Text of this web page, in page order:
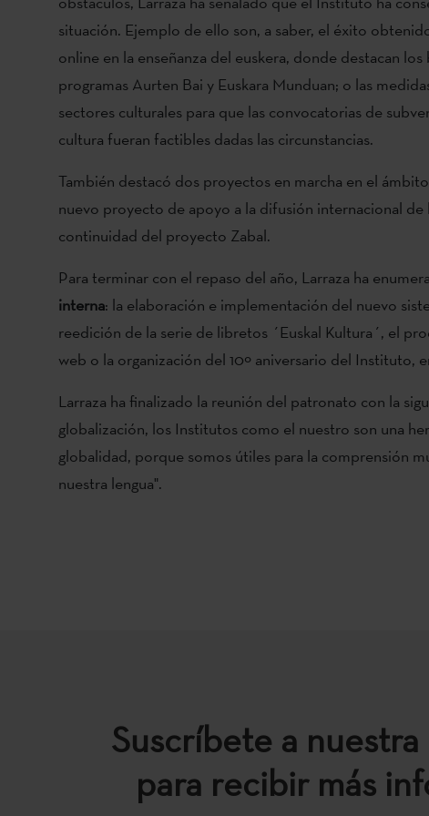
situación. Ejemplo de ello son, a saber, el éxito
online en la enseñanza del euskera, donde destacan
programas Aurten Bai y Euskara Munduan; o las
sectores culturales para que las convocatorias de
cultura fueran factibles dadas las circunstancias.
También destacó dos proyectos en marcha en el
nuevo proyecto de apoyo a la difusión internacional de
continuidad del proyecto Zabal.
Para terminar con el repaso del año, Larraza ha
interna: la elaboración e implementación del nuevo
reedición de la serie de libretos ´Euskal Kultura´, el
web o la organización del 10º aniversario del Instituto,
Larraza ha finalizado la reunión del patronato con la
globalización, los Institutos como el nuestro son una
globalidad, porque somos útiles para la comprensión
nuestra lengua".
Suscríbete a
para recibir más